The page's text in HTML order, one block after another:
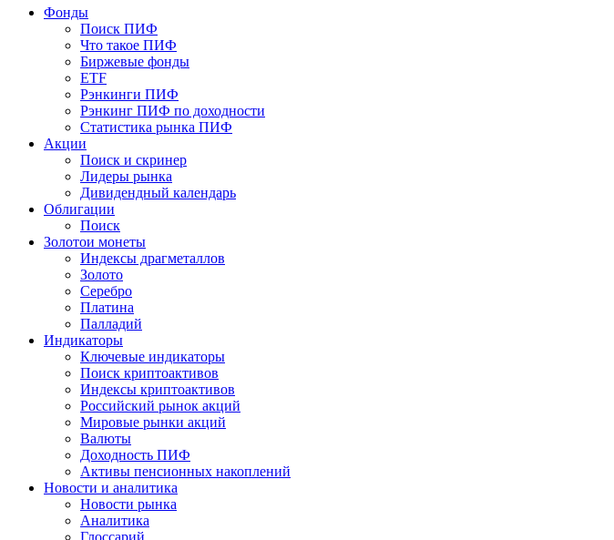
Фонды
Поиск ПИФ
Что такое ПИФ
Биржевые фонды
ETF
Рэнкинги ПИФ
Рэнкинг ПИФ по доходности
Статистика рынка ПИФ
Акции
Поиск и скринер
Лидеры рынка
Дивидендный календарь
Облигации
Поиск
Золотои монеты
Индексы драгметаллов
Золото
Серебро
Платина
Палладий
Индикаторы
Ключевые индикаторы
Поиск криптоактивов
Индексы криптоактивов
Российский рынок акций
Мировые рынки акций
Валюты
Доходность ПИФ
Активы пенсионных накоплений
Новости и аналитика
Новости рынка
Аналитика